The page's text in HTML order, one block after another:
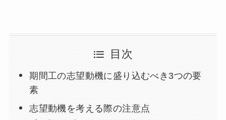
目次
期間工の志望動機に盛り込むべき3つの要
素
志望動機を考える際の注意点